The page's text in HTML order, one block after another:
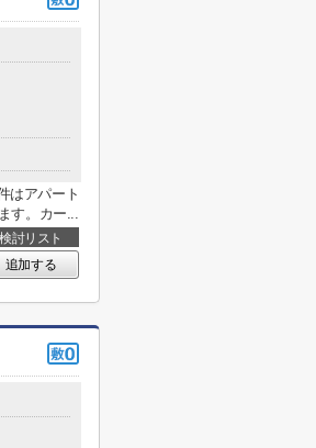
アパート
す。カー...
検討リスト
追加する